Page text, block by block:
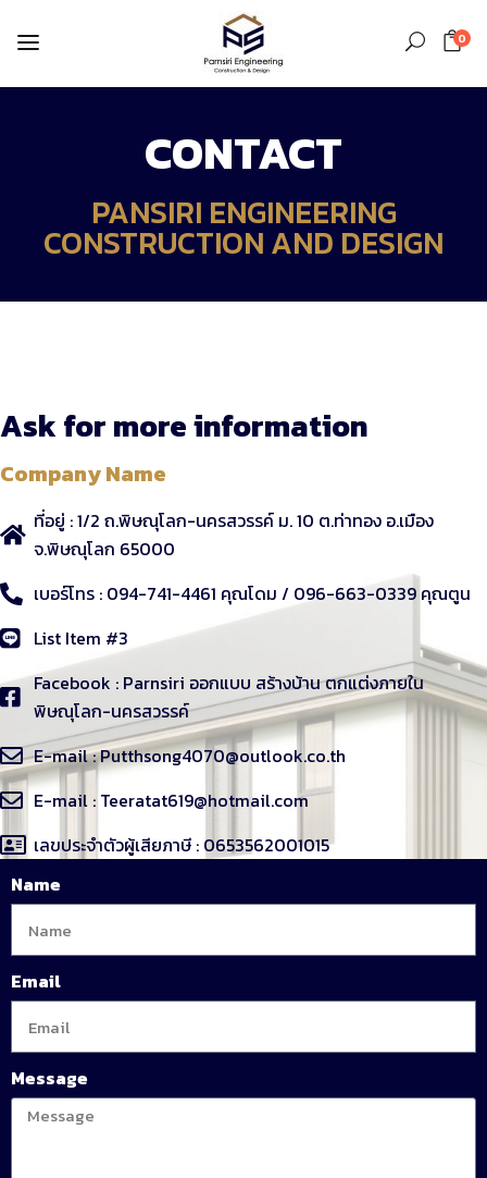
0
CONTACT
PANSIRI ENGINEERING
CONSTRUCTION AND DESIGN
Ask for more information
Company Name
ที่อยู่ : 1/2 ถ.พิษณุโลก-นครสวรรค์ ม. 10 ต.ท่าทอง อ.เมือง
จ.พิษณุโลก 65000
เบอร์โทร : 094-741-4461 คุณโดม / 096-663-0339 คุณตูน
List Item #3
Facebook : Parnsiri ออกแบบ สร้างบ้าน ตกแต่งภายใน
พิษณุโลก-นครสวรรค์
E-mail : Putthsong4070@outlook.co.th
E-mail : Teeratat619@hotmail.com
เลขประจำตัวผู้เสียภาษี : 0653562001015
Name
Email
Message